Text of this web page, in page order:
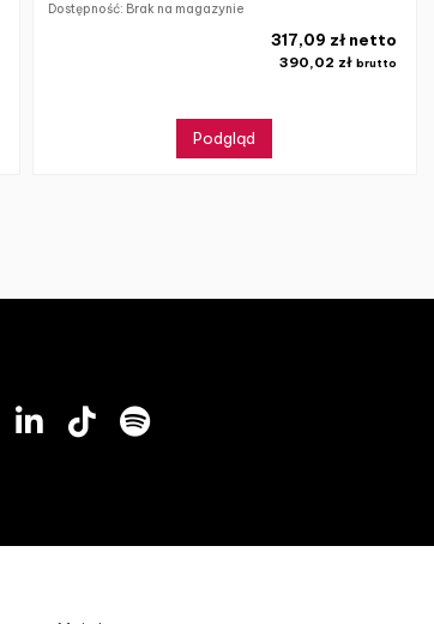
Dostępność: Brak na magazynie
390,02 zł brutto
317,09 zł netto
Podgląd